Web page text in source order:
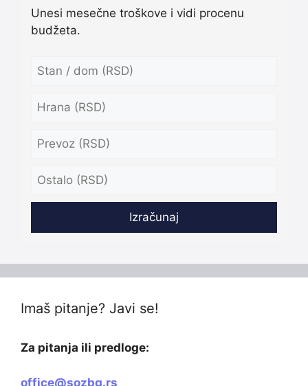
Unesi mesečne troškove i vidi procenu
budžeta.
Izračunaj
Imaš pitanje? Javi se!
Za pitanja ili predloge:
office@sozbg.rs